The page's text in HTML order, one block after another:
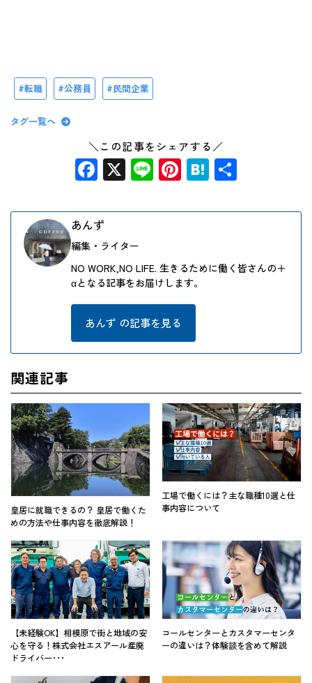
転職 公務員 民間企業
タグ一覧へ
＼この記事をシェアする／
Facebook
X LinePinterest
Hatena
あんず
編集・ライター
NO WORK,NO LIFE. 生きるために働く皆さんの＋
αとなる記事をお届けします。
あんず の記事を見る
関連記事
皇居に就職できるの？ 皇居で働くた
めの方法や仕事内容を徹底解説！
工場で働くには？主な職種10選と仕
事内容について
【未経験OK】相模原で街と地域の安
心を守る！株式会社エスアール産廃
ドライバー･･･
コールセンターとカスタマーセンタ
ーの違いは？体験談を含めて解説